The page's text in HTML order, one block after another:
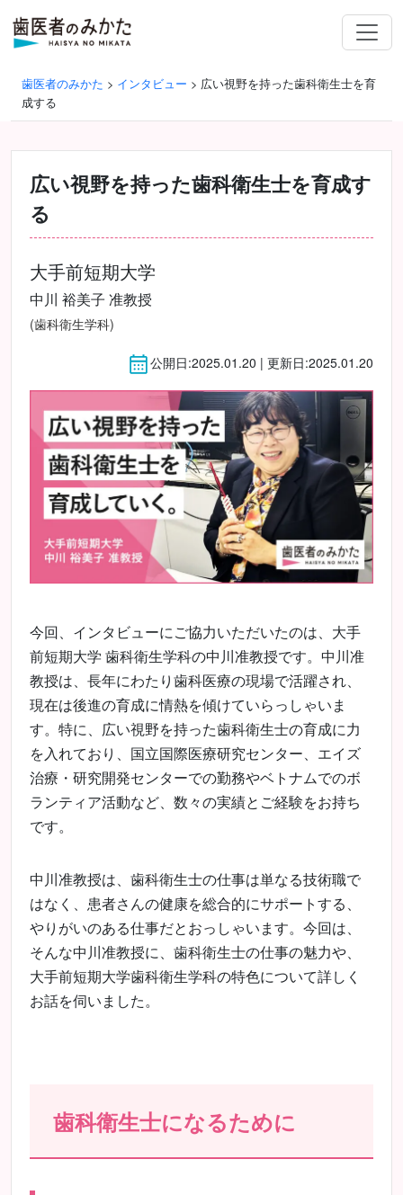
歯医者のみかた > インタビュー > 広い視野を持った歯科衛生士を育
成する
広い視野を持った歯科衛生士を育成す
る
大手前短期大学
中川 裕美子 准教授
(歯科衛生学科)
公開日:2025.01.20 | 更新日:2025.01.20
今回、インタビューにご協力いただいたのは、大手
前短期大学 歯科衛生学科の中川准教授です。中川准
教授は、長年にわたり歯科医療の現場で活躍され、
現在は後進の育成に情熱を傾けていらっしゃいま
す。特に、広い視野を持った歯科衛生士の育成に力
を入れており、国立国際医療研究センター、エイズ
治療・研究開発センターでの勤務やベトナムでのボ
ランティア活動など、数々の実績とご経験をお持ち
です。
中川准教授は、歯科衛生士の仕事は単なる技術職で
はなく、患者さんの健康を総合的にサポートする、
やりがいのある仕事だとおっしゃいます。今回は、
そんな中川准教授に、歯科衛生士の仕事の魅力や、
大手前短期大学歯科衛生学科の特色について詳しく
お話を伺いました。
歯科衛生士になるために